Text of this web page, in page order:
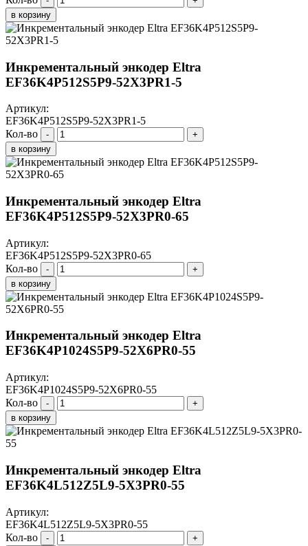
в корзину
Инкрементальный энкодер Eltra
EF36K4P512S5P9-52X3PR1-5
Артикул:
EF36K4P512S5P9-52X3PR1-5
Кол-во
-
+
в корзину
Инкрементальный энкодер Eltra
EF36K4P512S5P9-52X3PR0-65
Артикул:
EF36K4P512S5P9-52X3PR0-65
Кол-во
-
+
в корзину
Инкрементальный энкодер Eltra
EF36K4P1024S5P9-52X6PR0-55
Артикул:
EF36K4P1024S5P9-52X6PR0-55
Кол-во
-
+
в корзину
Инкрементальный энкодер Eltra
EF36K4L512Z5L9-5X3PR0-55
Артикул:
EF36K4L512Z5L9-5X3PR0-55
Кол-во
-
+